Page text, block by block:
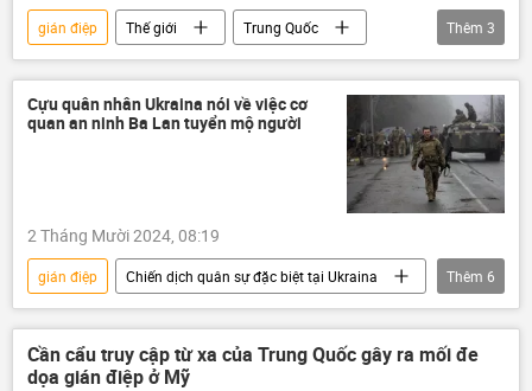
gián điệp Thế giới
Trung Quốc
Đức
Ukraina Israel
Thêm 3
Cựu quân nhân Ukraina nói về việc cơ
quan an ninh Ba Lan tuyển mộ người
2 Tháng Mười 2024, 08:19
gián điệp
Chiến dịch quân sự đặc biệt tại Ukraina
Ba Lan
Ukraina
Nga
Thế giới
Châu Âu quân đội
Thêm 6
Сần cẩu truy cập từ xa của Trung Quốc gây ra mối đe
dọa gián điệp ở Mỹ